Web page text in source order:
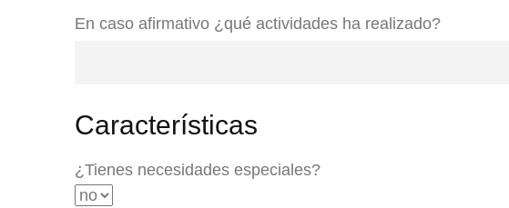
En caso afirmativo ¿qué actividades ha realizado?
Características
¿Tienes necesidades especiales?